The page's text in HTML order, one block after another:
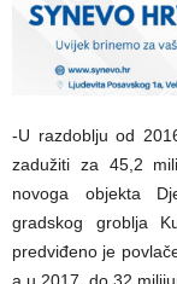
-U razdoblju od
zadužiti za 45,2
novoga objekta
gradskog groblja
predviđeno je